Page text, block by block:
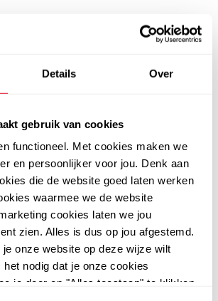
Details Over
gebruik van cookies
functioneel. Met cookies maken we
en persoonlijker voor jou. Denk aan
die de website goed laten werken
waarmee we de website
cookies laten we jou
zien. Alles is dus op jou afgestemd.
je onze website op deze wijze wilt
nodig dat je onze cookies
je door op "Alles toestaan" te klikken.